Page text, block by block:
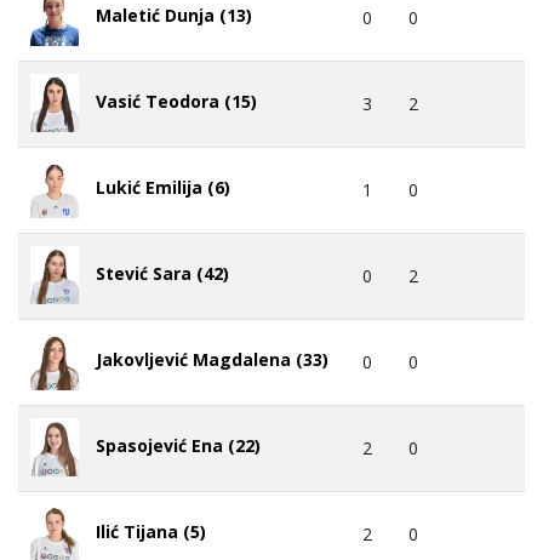
Maletić Dunja (13) 0 0
Vasić Teodora (15) 3 2
Lukić Emilija (6) 1 0
Stević Sara (42) 0 2
Jakovljević Magdalena (33) 0 0
Spasojević Ena (22) 2 0
Ilić Tijana (5) 2 0